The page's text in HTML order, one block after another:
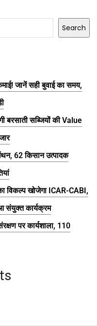
Search
जानें सही बुवाई का समय,
बरसाती सब्जियों की Value
62 किसान उत्पादक
विकल्प खोजेगा ICAR-CABI,
कार्यक्रम
पर कार्यशाला, 110